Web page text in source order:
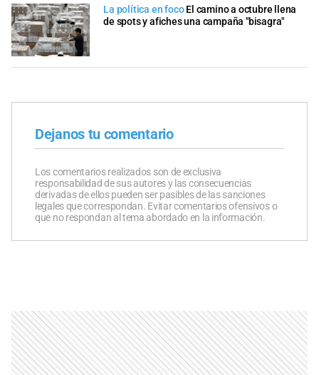
La política en foco El camino a octubre llena
de spots y afiches una campaña "bisagra"
Dejanos tu comentario
Los comentarios realizados son de exclusiva
responsabilidad de sus autores y las consecuencias
derivadas de ellos pueden ser pasibles de las sanciones
legales que correspondan. Evitar comentarios ofensivos o
que no respondan al tema abordado en la información.